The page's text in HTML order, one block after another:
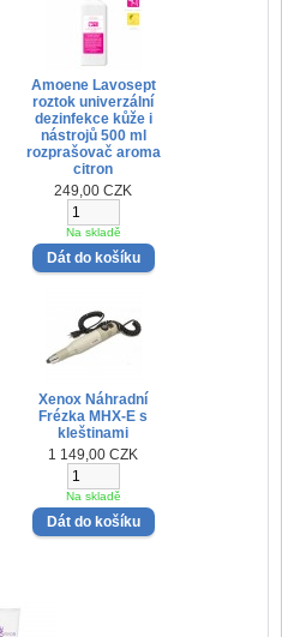
Amoene Lavosept
roztok univerzální
dezinfekce kůže i
nástrojů 500 ml
rozprašovač aroma
citron
249,00 CZK
Na skladě
Xenox Náhradní
Frézka MHX-E s
kleštinami
1 149,00 CZK
Na skladě